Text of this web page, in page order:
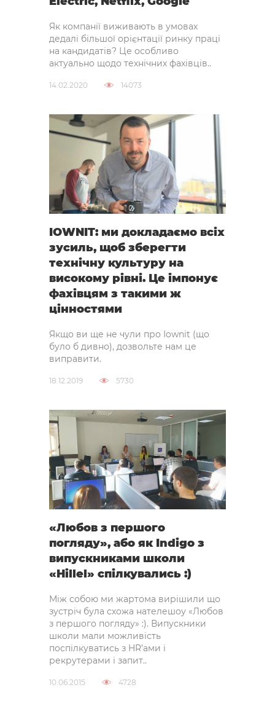
Як компанії виживають в умовах
дедалі більшої орієнтації ринку праці
на кандидатів? Це особливо
актуально щодо технічних фахівців..
14.02.2020 14073
IOWNIT: ми докладаємо всіх
зусиль, щоб зберегти
технічну культуру на
високому рівні. Це імпонує
фахівцям з такими ж
цінностями
Якщо ви ще не чули про Iownit (що
було б дивно), дозвольте нам це
виправити.
18.12.2019 5730
«Любов з першого
погляду», або як Indigo з
випускниками школи
«Hillel» спілкувались :)
Між собою ми жартома вирішили що
зустріч була схожа нателешоу «Любов
з першого погляду» :). Випускники
школи мали можливість
поспілкуватись з HR’ами і
рекрутерами і запит..
10.06.2015 4728